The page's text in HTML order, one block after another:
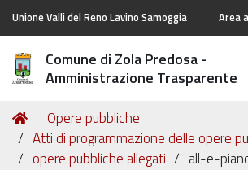
Unione Valli del Reno Lavino Samoggia Area
Comune di Zola Predosa -
Amministrazione Trasparente
Tu
sei
qui:
Home
Opere pubbliche
Atti di programmazione delle opere
opere pubbliche allegati
all-e-